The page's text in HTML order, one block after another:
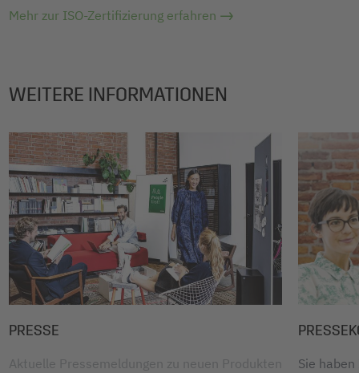
Mehr zur ISO-Zertifizierung erfahren
WEITERE INFORMATIONEN
PRESSE
Aktuelle Pressemeldungen zu neuen Produkten
Sie